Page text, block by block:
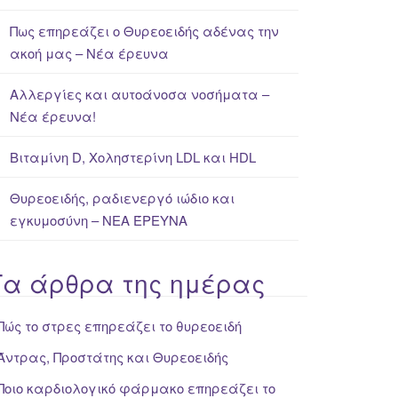
Πως επηρεάζει ο Θυρεοειδής αδένας την
ακοή μας – Νέα έρευνα
Αλλεργίες και αυτοάνοσα νοσήματα –
Νέα έρευνα!
Βιταμίνη D, Χοληστερίνη LDL και HDL
Θυρεοειδής, ραδιενεργό ιώδιο και
εγκυμοσύνη – ΝΕΑ ΈΡΕΥΝΑ
άρθρα της ημέρας
το στρες επηρεάζει το θυρεοειδή
Προστάτης και Θυρεοειδής
καρδιολογικό φάρμακο επηρεάζει το